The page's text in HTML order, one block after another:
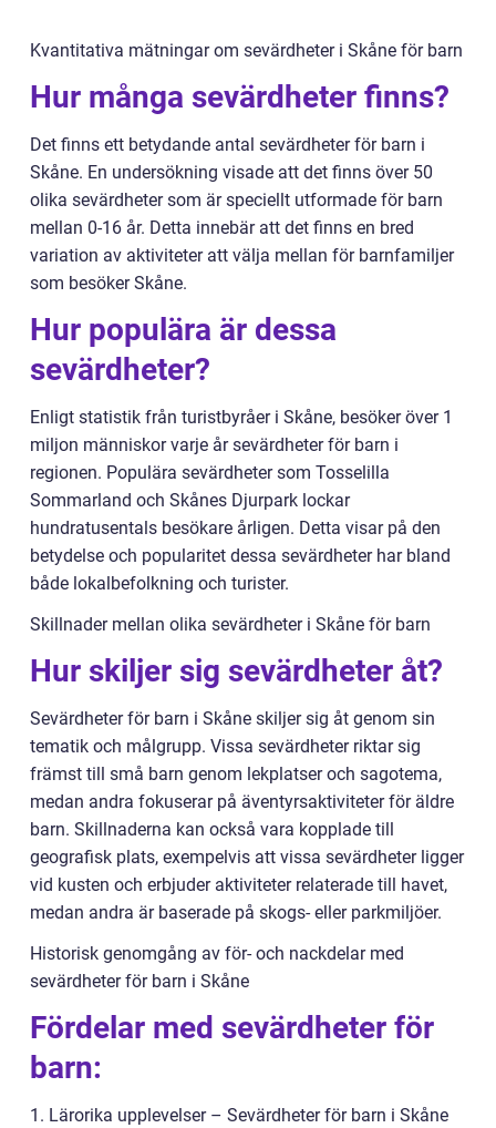
Kvantitativa mätningar om sevärdheter i Skåne för barn
Hur många sevärdheter finns?
Det finns ett betydande antal sevärdheter för barn i
Skåne. En undersökning visade att det finns över 50
olika sevärdheter som är speciellt utformade för barn
mellan 0-16 år. Detta innebär att det finns en bred
variation av aktiviteter att välja mellan för barnfamiljer
som besöker Skåne.
Hur populära är dessa
sevärdheter?
Enligt statistik från turistbyråer i Skåne, besöker över 1
miljon människor varje år sevärdheter för barn i
regionen. Populära sevärdheter som Tosselilla
Sommarland och Skånes Djurpark lockar
hundratusentals besökare årligen. Detta visar på den
betydelse och popularitet dessa sevärdheter har bland
både lokalbefolkning och turister.
Skillnader mellan olika sevärdheter i Skåne för barn
Hur skiljer sig sevärdheter åt?
Sevärdheter för barn i Skåne skiljer sig åt genom sin
tematik och målgrupp. Vissa sevärdheter riktar sig
främst till små barn genom lekplatser och sagotema,
medan andra fokuserar på äventyrsaktiviteter för äldre
barn. Skillnaderna kan också vara kopplade till
geografisk plats, exempelvis att vissa sevärdheter ligger
vid kusten och erbjuder aktiviteter relaterade till havet,
medan andra är baserade på skogs- eller parkmiljöer.
Historisk genomgång av för- och nackdelar med
sevärdheter för barn i Skåne
Fördelar med sevärdheter för
barn:
1. Lärorika upplevelser – Sevärdheter för barn i Skåne